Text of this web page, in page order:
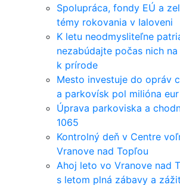
Spolupráca, fondy EÚ a
témy rokovania v Ialoveni
K letu neodmysliteľne
nezabúdajte počas nich
k prírode
Mesto investuje do opráv
a parkovísk pol milióna eur
Úprava parkoviska a
1065
Kontrolný deň v Centre
Vranove nad Topľou
Ahoj leto vo Vranove nad
s letom plná zábavy a